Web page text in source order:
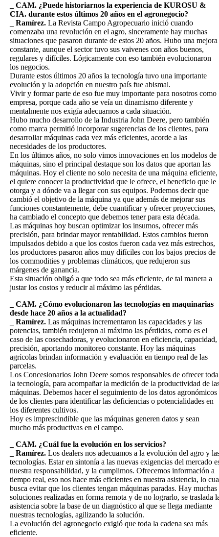
_ CAM. ¿Puede historiarnos la experiencia de KUROSU &
CIA. durante estos últimos 20 años en el agronegocio?
_ Ramírez. La Revista Campo Agropecuario inició cuando
comenzaba una revolución en el agro, sinceramente hay muchas
situaciones que pasaron durante de estos 20 años. Hubo una mejora
constante, aunque el sector tuvo sus vaivenes con años buenos,
regulares y difíciles. Lógicamente con eso también evolucionaron
los negocios.
Durante estos últimos 20 años la tecnología tuvo una importante
evolución y la adopción en nuestro país fue abismal.
Vivir y formar parte de eso fue muy importante para nosotros como
empresa, porque cada año se veía un dinamismo diferente y
mentalmente nos exigía adecuarnos a cada situación.
Hubo mucho desarrollo de la Industria John Deere, pero también
como marca permitió incorporar sugerencias de los clientes, para
desarrollar máquinas cada vez más eficientes, acorde a las
necesidades de los productores.
En los últimos años, no solo vimos innovaciones en los modelos de
máquinas, sino el principal destaque son los datos que aportan las
máquinas. Hoy el cliente no solo necesita de una máquina eficiente,
el quiere conocer la productividad que le ofrece, el beneficio que le
otorga y a dónde va a llegar con sus equipos. Podemos decir que
cambió el objetivo de la máquina ya que además de mejorar sus
funciones constantemente, debe cuantificar y ofrecer proyecciones,
ha cambiado el concepto que debemos tener para esta década.
Las máquinas hoy buscan optimizar los insumos, ofrecer más
precisión, para brindar mayor rentabilidad. Estos cambios fueron
impulsados debido a que los costos fueron cada vez más estrechos,
los productores pasaron años muy difíciles con los bajos precios de
los commodities y problemas climáticos, que redujeron sus
márgenes de ganancia.
Esta situación obligó a que todo sea más eficiente, de tal manera a
justar los costos y reducir al máximo las pérdidas.
_ CAM. ¿Cómo evolucionaron las tecnologías en maquinarias
desde hace 20 años a la actualidad?
_ Ramírez. Las máquinas incrementaron las capacidades y las
potencias, también redujeron al máximo las pérdidas, como es el
caso de las cosechadoras, y evolucionaron en eficiencia, capacidad,
precisión, aportando monitoreo constante. Hoy las máquinas
agrícolas brindan información y evaluación en tiempo real de las
parcelas.
Los Concesionarios John Deere somos responsables de ofrecer toda
la tecnología, para acompañar la medición de la productividad de
máquinas. Debemos hacer el seguimiento de los datos agronómicos
de los clientes para identificar las deficiencias o potencialidades en
los diferentes cultivos.
Hoy es imprescindible que las máquinas generen datos y sean
mucho más productivas en el campo.
_ CAM. ¿Cuál fue la evolución en los servicios?
_ Ramírez. Los dealers nos adecuamos a la evolución del agro y
tecnologías. Estar en sintonía a las nuevas exigencias del mercado
nuestra responsabilidad, y la cumplimos. Ofrecemos información a
tiempo real, eso nos hace más eficientes en nuestra asistencia, lo
busca evitar que los clientes tengan máquinas paradas. Hay muchas
soluciones realizadas en forma remota y de no lograrlo, se traslada
asistencia sobre la base de un diagnóstico al que se llega mediante
nuestras tecnologías, agilizando la solución.
La evolución del agronegocio exigió que toda la cadena sea más
eficiente.